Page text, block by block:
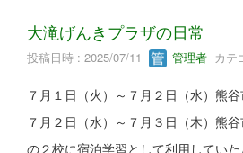
大滝げんきプラザの日常
投稿日時 : 2025/07/11 管理者 カテ
７月１日（火）～７月２日（水）熊
７月２日（水）～７月３日（木）熊
の２校に宿泊学習として利用していた